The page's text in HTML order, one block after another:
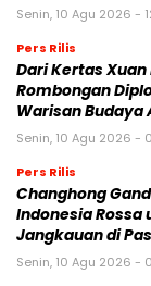
Senin, 10 Agu 2026 -
Pers Rilis
Dari Kertas Xuan
Rombongan
Warisan Budaya
Senin, 10 Agu 2026 -
Pers Rilis
Changhong
Indonesia
Jangkauan di
Senin, 10 Agu 2026 -